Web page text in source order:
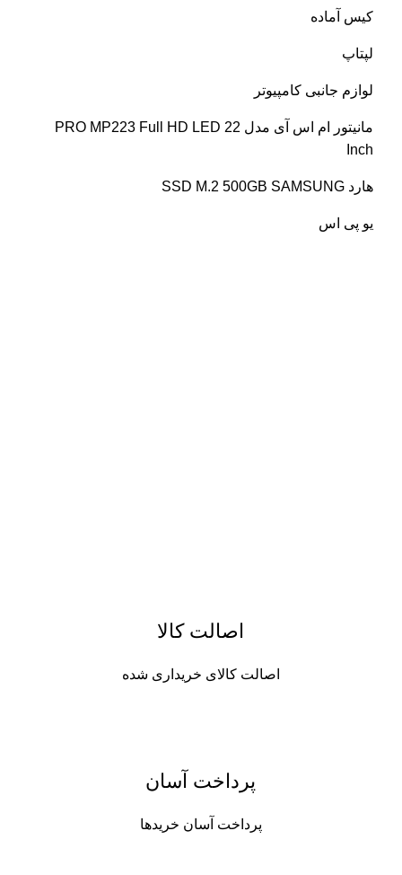
کیس آماده
لپتاپ
لوازم جانبی کامپیوتر
مانیتور ام اس آی مدل PRO MP223 Full HD LED 22
Inch
هارد SSD M.2 500GB SAMSUNG
یو پی اس
اصالت کالا
اصالت کالای خریداری شده
پرداخت آسان
پرداخت آسان خریدها